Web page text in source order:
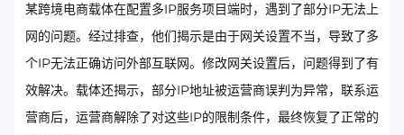
某跨境电商载体在配置多IP服务项目端时，遇到了部分IP无法上
网的问题。经过排查，他们揭示是由于网关设置不当，导致了多
个IP无法正确访问外部互联网。修改网关设置后，问题得到了有
效解决。载体还揭示，部分IP地址被运营商误判为异常，联系运
营商后，运营商解除了对这些IP的限制条件，最终恢复了正常的